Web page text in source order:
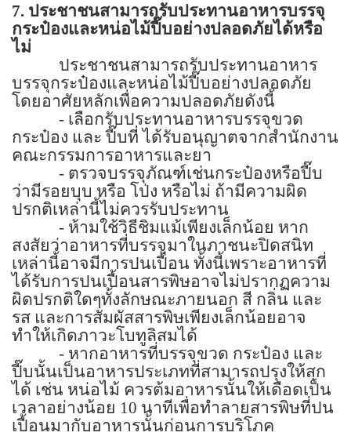
7. ประชาชนสามารถรับประทานอาหารบรรจุ
กระป๋องและหน่อไม้ปี๊บอย่างปลอดภัยได้หรือ
ไม่
ประชาชนสามารถรับประทานอาหาร
บรรจุกระป๋องและหน่อไม้ปี๊บอย่างปลอดภัย
โดยอาศัยหลักเพื่อความปลอดภัยดังนี้
- เลือกรับประทานอาหารบรรจุขวด
กระป๋อง และ ปี๊บที่ ได้รับอนุญาตจากสำนักงาน
คณะกรรมการอาหารและยา
- ตรวจบรรจุภัณฑ์เช่นกระป๋องหรือปี๊บ
ว่ามีรอยบุบ หรือ โป่ง หรือไม่ ถ้ามีความผิด
ปรกติเหล่านี้ไม่ควรรับประทาน
- ห้ามใช้วิธีชิมแม้เพียงเล็กน้อย หาก
สงสัยว่าอาหารที่บรรจุมาในภาชนะปิดสนิท
เหล่านี้อาจมีการปนเปื้อน ทั้งนี้เพราะอาหารที่
ได้รับการปนเปื้อนสารพิษอาจไม่ปรากฏความ
ผิดปรกติใดๆทั้งลักษณะภายนอก สี กลิ่น และ
รส และการสัมผัสสารพิษเพียงเล็กน้อยอาจ
ทำให้เกิดภาวะโบทูลิสมได้
- หากอาหารที่บรรจุขวด กระป๋อง และ
ปี๊บนั้นเป็นอาหารประเภทที่สามารถปรุงให้สุก
ได้ เช่น หน่อไม้ ควรต้มอาหารนั้นให้เดือดเป็น
เวลาอย่างน้อย 10 นาทีเพื่อทำลายสารพิษที่ปน
เปื้อนมากับอาหารนั้นก่อนการบริโภค